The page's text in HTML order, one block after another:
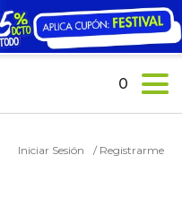
Iniciar Sesión / Registrarme
0